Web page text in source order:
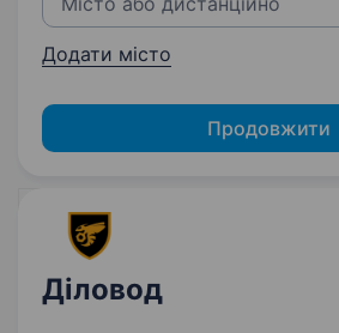
Додати місто
Продовжити
Діловод